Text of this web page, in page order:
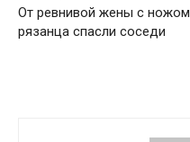
От ревнивой жены с ножом
рязанца спасли соседи